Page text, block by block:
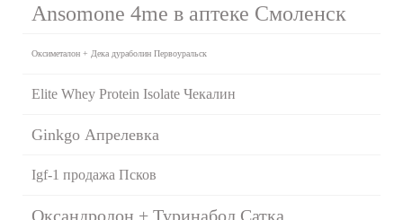
Ansomone 4me в аптеке Смоленск
Оксиметалон + Дека дураболин Первоуральск
Elite Whey Protein Isolate Чекалин
Ginkgo Апрелевка
Igf-1 продажа Псков
Оксандролон + Туринабол Сатка